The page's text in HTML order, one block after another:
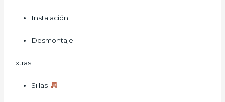
Instalación
Desmontaje
Extras:
Sillas